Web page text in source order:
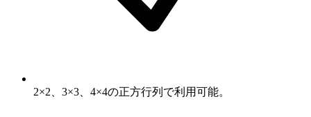
2×2、3×3、4×4の正方行列で利用可能。